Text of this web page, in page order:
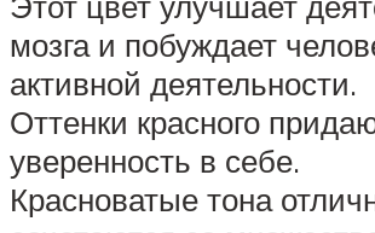
мозга и побуждает
активной деятельности.
Оттенки красного
уверенность в себе.
Красноватые тона